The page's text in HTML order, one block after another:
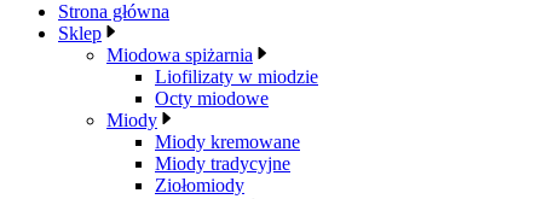
Strona główna
Sklep
Miodowa spiżarnia
Liofilizaty w miodzie
Octy miodowe
Miody
Miody kremowane
Miody tradycyjne
Ziołomiody